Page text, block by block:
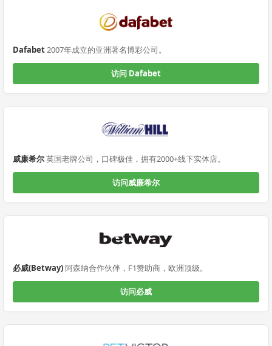
Dafabet2007年成立的亚洲著名博彩公司。
访问 Dafabet
威廉希尔英国老牌公司，口碑极佳，拥有2000+线下实体店。
访问威廉希尔
必威(Betway)阿森纳合作伙伴，F1赞助商，欧洲顶级。
访问必威